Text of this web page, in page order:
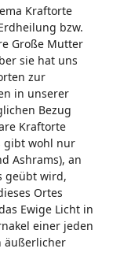
Kraftorte
bzw.
Große Mutter
sie hat uns
zur
in unserer
Bezug
Kraftorte
gibt wohl nur
Ashrams), an
geübt wird,
Ortes
Ewige Licht in
einer jeden
äußerlicher